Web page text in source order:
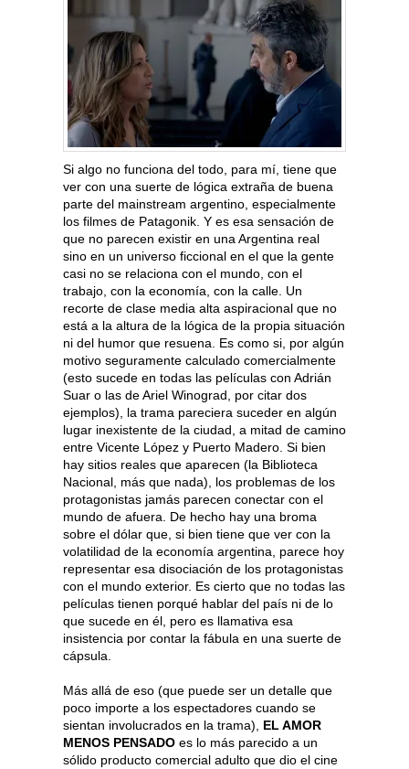
Si algo no funciona del todo, para mí, tiene que
ver con una suerte de lógica extraña de buena
parte del mainstream argentino, especialmente
los filmes de Patagonik. Y es esa sensación de
que no parecen existir en una Argentina real
sino en un universo ficcional en el que la gente
casi no se relaciona con el mundo, con el
trabajo, con la economía, con la calle. Un
recorte de clase media alta aspiracional que no
está a la altura de la lógica de la propia situación
ni del humor que resuena. Es como si, por algún
motivo seguramente calculado comercialmente
(esto sucede en todas las películas con Adrián
Suar o las de Ariel Winograd, por citar dos
ejemplos), la trama pareciera suceder en algún
lugar inexistente de la ciudad, a mitad de camino
entre Vicente López y Puerto Madero. Si bien
hay sitios reales que aparecen (la Biblioteca
Nacional, más que nada), los problemas de los
protagonistas jamás parecen conectar con el
mundo de afuera. De hecho hay una broma
sobre el dólar que, si bien tiene que ver con la
volatilidad de la economía argentina, parece hoy
representar esa disociación de los protagonistas
con el mundo exterior. Es cierto que no todas las
películas tienen porqué hablar del país ni de lo
que sucede en él, pero es llamativa esa
insistencia por contar la fábula en una suerte de
cápsula.
Más allá de eso (que puede ser un detalle que
poco importe a los espectadores cuando se
sientan involucrados en la trama), EL AMOR
MENOS PENSADO es lo más parecido a un
sólido producto comercial adulto que dio el cine